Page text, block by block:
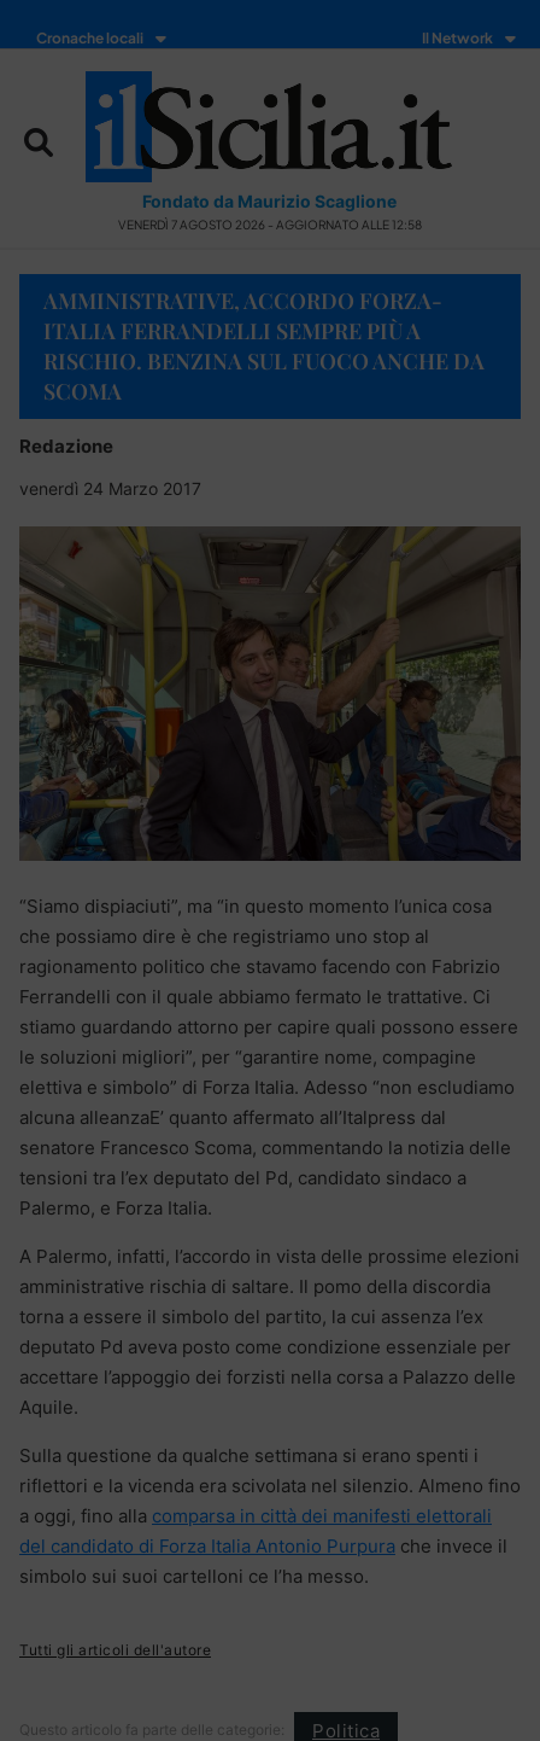
Cronache locali Il Network
Fondato da Maurizio Scaglione
VENERDÌ 7 AGOSTO 2026 - AGGIORNATO ALLE 12:58
AMMINISTRATIVE, ACCORDO FORZA-
ITALIA FERRANDELLI SEMPRE PIÙ A
RISCHIO. BENZINA SUL FUOCO ANCHE DA
SCOMA
Redazione
venerdì 24 Marzo 2017
“Siamo dispiaciuti”, ma “in questo momento l’unica cosa
che possiamo dire è che registriamo uno stop al
ragionamento politico che stavamo facendo con Fabrizio
Ferrandelli con il quale abbiamo fermato le trattative. Ci
stiamo guardando attorno per capire quali possono essere
le soluzioni migliori”, per “garantire nome, compagine
elettiva e simbolo” di Forza Italia. Adesso “non escludiamo
alcuna alleanzaE’ quanto affermato all’Italpress dal
senatore Francesco Scoma, commentando la notizia delle
tensioni tra l’ex deputato del Pd, candidato sindaco a
Palermo, e Forza Italia.
A Palermo, infatti, l’accordo in vista delle prossime elezioni
amministrative rischia di saltare. Il pomo della discordia
torna a essere il simbolo del partito, la cui assenza l’ex
deputato Pd aveva posto come condizione essenziale per
accettare l’appoggio dei forzisti nella corsa a Palazzo delle
Aquile.
Sulla questione da qualche settimana si erano spenti i
riflettori e la vicenda era scivolata nel silenzio. Almeno fino
a oggi, fino alla comparsa in città dei manifesti elettorali
del candidato di Forza Italia Antonio Purpura che invece il
simbolo sui suoi cartelloni ce l’ha messo.
Tutti gli articoli dell'autore
Questo articolo fa parte delle categorie: Politica